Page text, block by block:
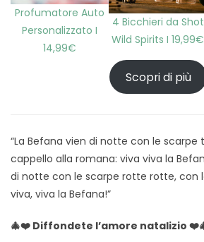
Profumatore Auto
Personalizzato I
14,99€
4 Bicchieri da Shot
Wild Spirits I 19,99€
Scopri di più
“La Befana vien di notte con le
cappello alla romana: viva viva la
di notte con le scarpe rotte rotte, con
viva, viva la Befana!”
🎄❤️ Diffondete l’amore natalizio